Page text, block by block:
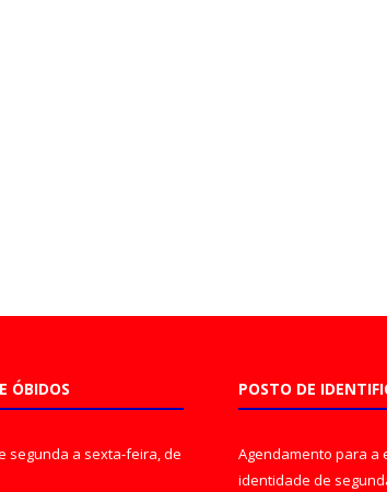
ÓBIDOS
segunda a sexta-feira, de
POSTO DE
Agendamento para a
identidade de